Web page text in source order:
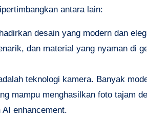
antara lain:
desain yang modern dan
dan material yang nyaman di
teknologi kamera. Banyak
mampu menghasilkan foto tajam
enhancement.